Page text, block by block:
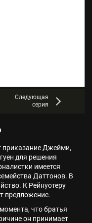
Следующая
серия
приказание Джейми,
для решения
имеется
Даттонов. В
К Рейнуотеру
предложение.
что братья
он принимает